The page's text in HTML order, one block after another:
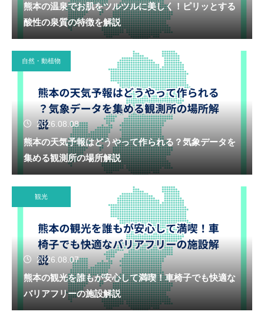
熊本の温泉でお肌をツルツルに美しく！ピリッとする
酸性の泉質の特徴を解説
自然・動植物
2026.08.08
熊本の天気予報はどうやって作られる？気象データを
集める観測所の場所解説
観光
2026.08.07
熊本の観光を誰もが安心して満喫！車椅子でも快適な
バリアフリーの施設解説